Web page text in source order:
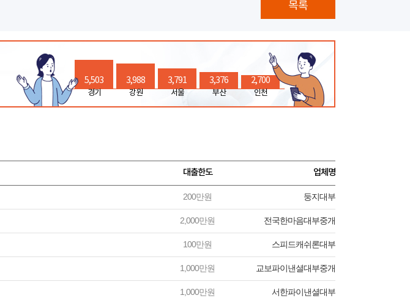
목록
5,503
경기
3,988
강원
3,791
서울
3,376
부산
2,700
인천
대출한도 업체명
200만원 둥지대부
2,000만원 전국한마음대부중개
100만원 스피드캐쉬론대부
1,000만원 교보파이낸셜대부중개
1,000만원 서한파이낸셜대부